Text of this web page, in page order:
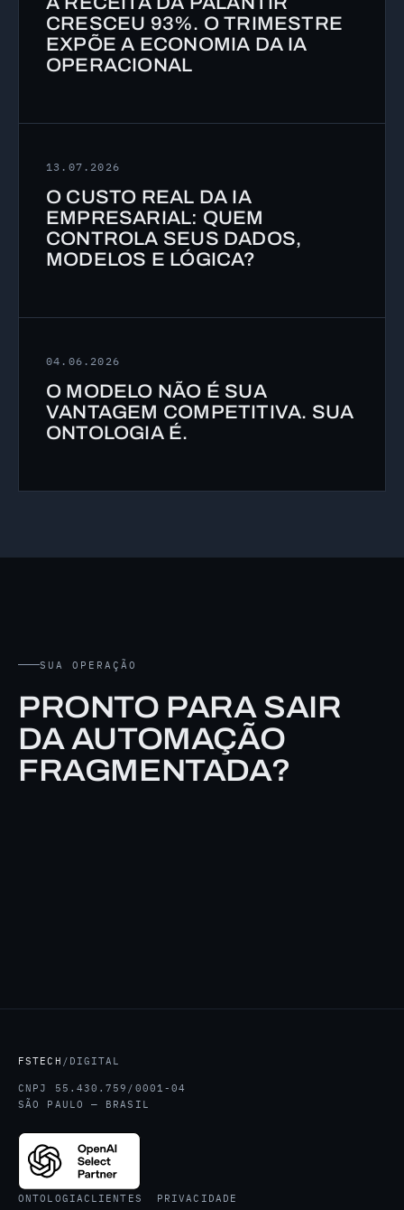
CRESCEU 93%. O TRIMESTRE
EXPÕE A ECONOMIA DA IA
OPERACIONAL
13.07.2026
O CUSTO REAL DA IA
EMPRESARIAL: QUEM
CONTROLA SEUS DADOS,
MODELOS E LÓGICA?
04.06.2026
O MODELO NÃO É SUA
VANTAGEM COMPETITIVA. SUA
ONTOLOGIA É.
SUA OPERAÇÃO
PRONTO PARA SAIR
DA AUTOMAÇÃO
FRAGMENTADA?
FSTECH /DIGITAL
CNPJ 55.430.759/0001-04
SÃO PAULO — BRASIL
ONTOLOGIACLIENTES PRIVACIDADE